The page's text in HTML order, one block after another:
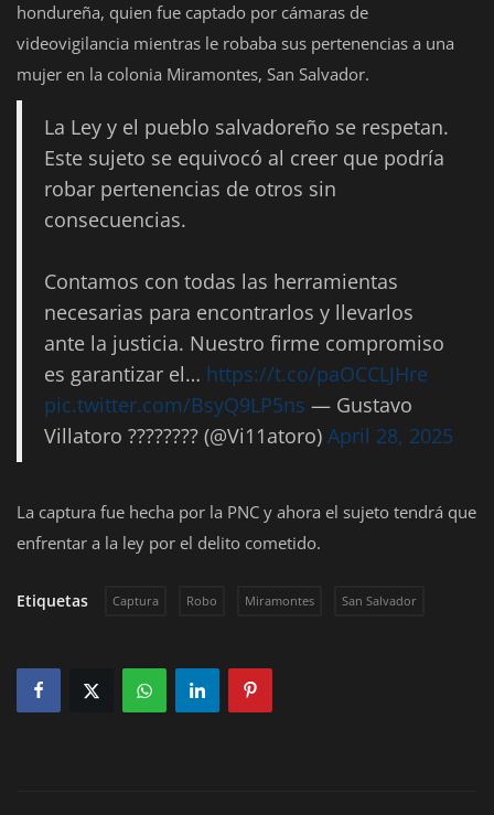
Nacionales
Deportes
Eventos
IOS
Farándula
Compatriotas
hondureña, quien fue captado por cámaras de
videovigilancia mientras le robaba sus pertenencias a una
mujer en la colonia Miramontes, San Salvador.
La Ley y el pueblo salvadoreño se respetan.
Este sujeto se equivocó al creer que podría
robar pertenencias de otros sin
consecuencias.
Contamos con todas las herramientas
necesarias para encontrarlos y llevarlos
ante la justicia. Nuestro firme compromiso
es garantizar el… https://t.co/paOCCLJHre
pic.twitter.com/BsyQ9LP5ns — Gustavo
Villatoro ???????? (@Vi11atoro) April 28, 2025
La captura fue hecha por la PNC y ahora el sujeto tendrá que
enfrentar a la ley por el delito cometido.
Etiquetas Captura Robo Miramontes San Salvador